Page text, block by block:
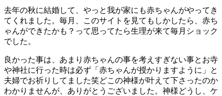
去年の秋に結婚して、やっと我が家にも赤ちゃんがやってき
てくれました。毎月、このサイトを見てもしかしたら、赤ち
ゃんができたかも？って思ってたら生理が来て毎月ショック
でした。
良かった事は、あまり赤ちゃんの事を考えすぎない事とお寺
や神社に行った時は必ず「赤ちゃんが授かりますように」と
夫婦でお祈りしてました笑どこの神様が叶えて下さったのか
わかりませんが、ありがとうございました。神様どうし、ケ